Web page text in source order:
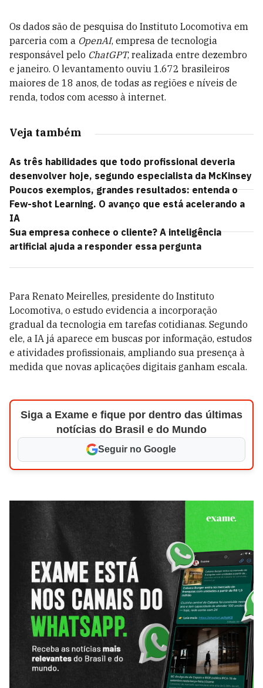
Os dados são de pesquisa do Instituto Locomotiva em
parceria com a OpenAI, empresa de tecnologia
responsável pelo ChatGPT, realizada entre dezembro
e janeiro. O levantamento ouviu 1.672 brasileiros
maiores de 18 anos, de todas as regiões e níveis de
renda, todos com acesso à internet.
Veja também
As três habilidades que todo profissional deveria
desenvolver hoje, segundo especialista da McKinsey
Poucos exemplos, grandes resultados: entenda o
Few-shot Learning. O avanço que está acelerando a
IA
Sua empresa conhece o cliente? A inteligência
artificial ajuda a responder essa pergunta
Para Renato Meirelles, presidente do Instituto
Locomotiva, o estudo evidencia a incorporação
gradual da tecnologia em tarefas cotidianas. Segundo
ele, a IA já aparece em buscas por informação, estudos
e atividades profissionais, ampliando sua presença à
medida que novas aplicações digitais ganham escala.
Siga a Exame e fique por dentro das últimas
notícias do Brasil e do Mundo
Seguir no Google